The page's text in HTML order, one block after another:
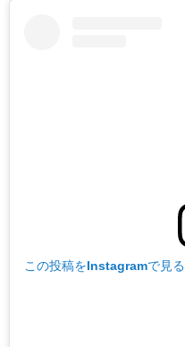
この投稿をInstagramで見る